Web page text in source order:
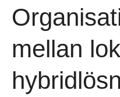
mellan